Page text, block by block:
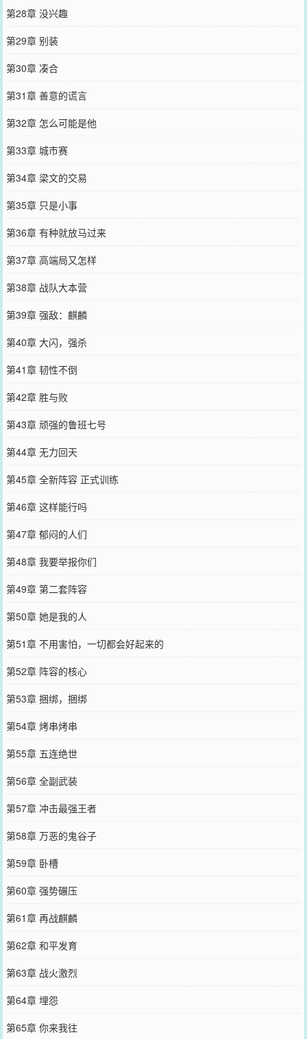
第28章 没兴趣
第29章 别装
第30章 凑合
第31章 善意的谎言
第32章 怎么可能是他
第33章 城市赛
第34章 梁文的交易
第35章 只是小事
第36章 有种就放马过来
第37章 高端局又怎样
第38章 战队大本营
第39章 强敌：麒麟
第40章 大闪，强杀
第41章 韧性不倒
第42章 胜与败
第43章 顽强的鲁班七号
第44章 无力回天
第45章 全新阵容 正式训练
第46章 这样能行吗
第47章 郁闷的人们
第48章 我要举报你们
第49章 第二套阵容
第50章 她是我的人
第51章 不用害怕，一切都会好起来的
第52章 阵容的核心
第53章 捆绑，捆绑
第54章 烤串烤串
第55章 五连绝世
第56章 全副武装
第57章 冲击最强王者
第58章 万恶的鬼谷子
第59章 卧槽
第60章 强势碾压
第61章 再战麒麟
第62章 和平发育
第63章 战火激烈
第64章 埋怨
第65章 你来我往